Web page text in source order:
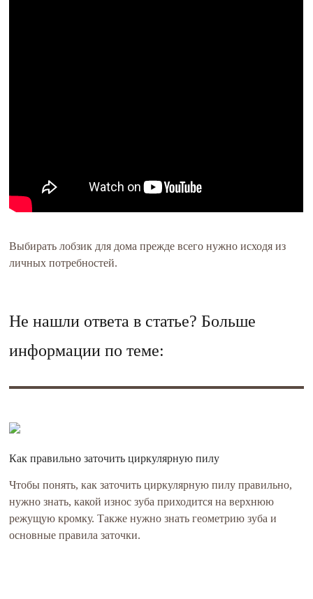
Выбирать лобзик для дома прежде всего нужно исходя из
личных потребностей.
Не нашли ответа в статье? Больше
информации по теме:
Как правильно заточить циркулярную пилу
Чтобы понять, как заточить циркулярную пилу правильно,
нужно знать, какой износ зуба приходится на верхнюю
режущую кромку. Также нужно знать геометрию зуба и
основные правила заточки.